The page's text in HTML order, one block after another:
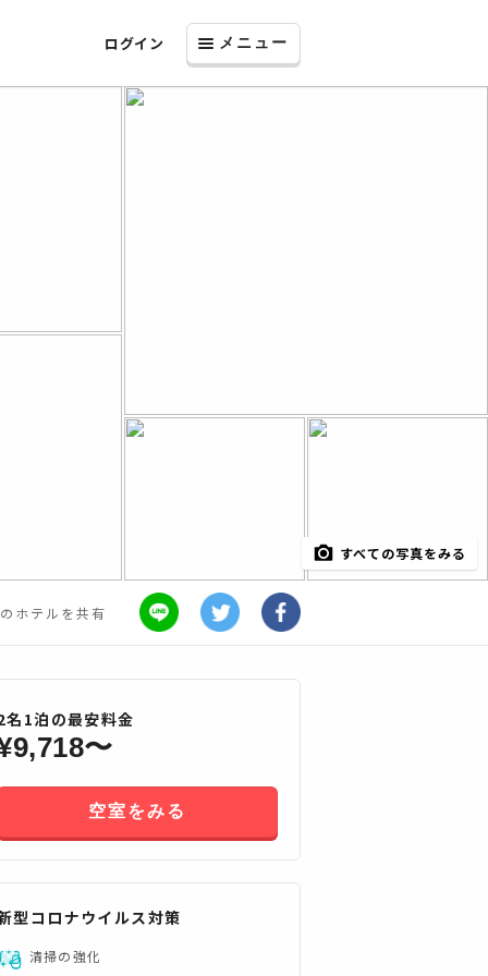
ログイン メニュー
すべての写真をみる
ホテルを共有
すべてみる
名 1泊の最安料金
9,718〜
空室をみる
型コロナウイルス対策
清掃の強化